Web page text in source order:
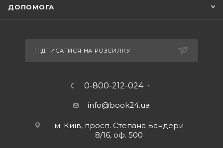
ДОПОМОГА
ПІДПИСАТИСЯ НА РОЗСИЛКУ
0-800-212-024
info@book24.ua
м. Київ, просп. Степана Бандери
8/16, оф. 500